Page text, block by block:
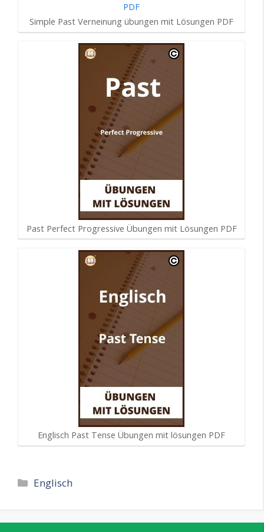
Simple Past Verneinung übungen mit Lösungen PDF
Past Perfect Progressive Übungen mit Lösungen PDF
Englisch Past Tense Übungen mit lösungen PDF
Kategorien
Englisch